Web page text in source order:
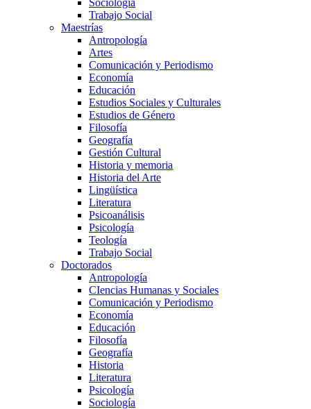
Sociología
Trabajo Social
Maestrías
Antropología
Artes
Comunicación y Periodismo
Economía
Educación
Estudios Sociales y Culturales
Estudios de Género
Filosofía
Geografía
Gestión Cultural
Historia y memoria
Historia del Arte
Lingüística
Literatura
Psicoanálisis
Psicología
Teología
Trabajo Social
Doctorados
Antropología
CIencias Humanas y Sociales
Comunicación y Periodismo
Economía
Educación
Filosofía
Geografía
Historia
Literatura
Psicología
Sociología